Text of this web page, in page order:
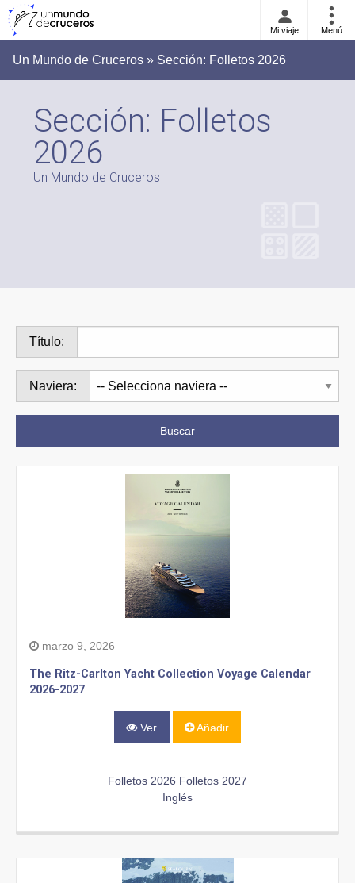
Mi viaje Menú
Un Mundo de Cruceros » Sección: Folletos 2026
Sección: Folletos
2026
Un Mundo de Cruceros
Título:
Naviera:
Buscar
marzo 9, 2026
The Ritz-Carlton Yacht Collection Voyage Calendar
2026-2027
Ver Añadir
Folletos 2026 Folletos 2027
Inglés